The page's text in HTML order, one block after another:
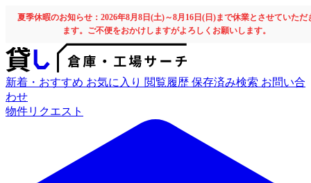
夏季休暇のお知らせ：2026年8月8日(土)～8月16日(日)まで休業とさせていただ
ます。ご不便をおかけしますがよろしくお願いします。
新着・おすすめ お気に入り 閲覧履歴 保存済み検索 お問い合
わせ
物件リクエスト